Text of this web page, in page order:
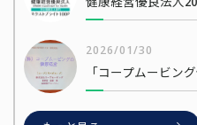
2026/01/30
「コープムービン